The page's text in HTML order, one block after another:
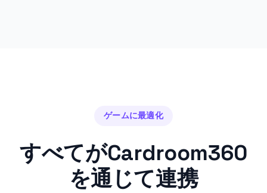
ゲームに最適化
すべてがCardroom360
を通じて連携